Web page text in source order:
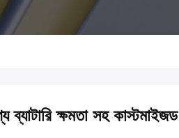
ব্যাটারি ক্ষমতা সহ